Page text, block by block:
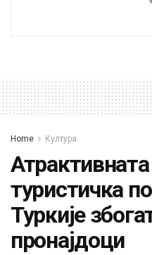
Home Култура
туристичка
Туркије
пронајдоци